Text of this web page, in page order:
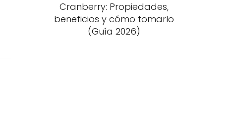
Cranberry: Propiedades,
beneficios y cómo tomarlo
(Guía 2026)